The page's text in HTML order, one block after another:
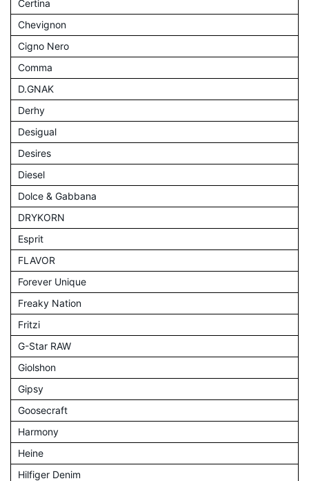
Certina
Chevignon
Cigno Nero
Comma
D.GNAK
Derhy
Desigual
Desires
Diesel
Dolce & Gabbana
DRYKORN
Esprit
FLAVOR
Forever Unique
Freaky Nation
Fritzi
G-Star RAW
Giolshon
Gipsy
Goosecraft
Harmony
Heine
Hilfiger Denim